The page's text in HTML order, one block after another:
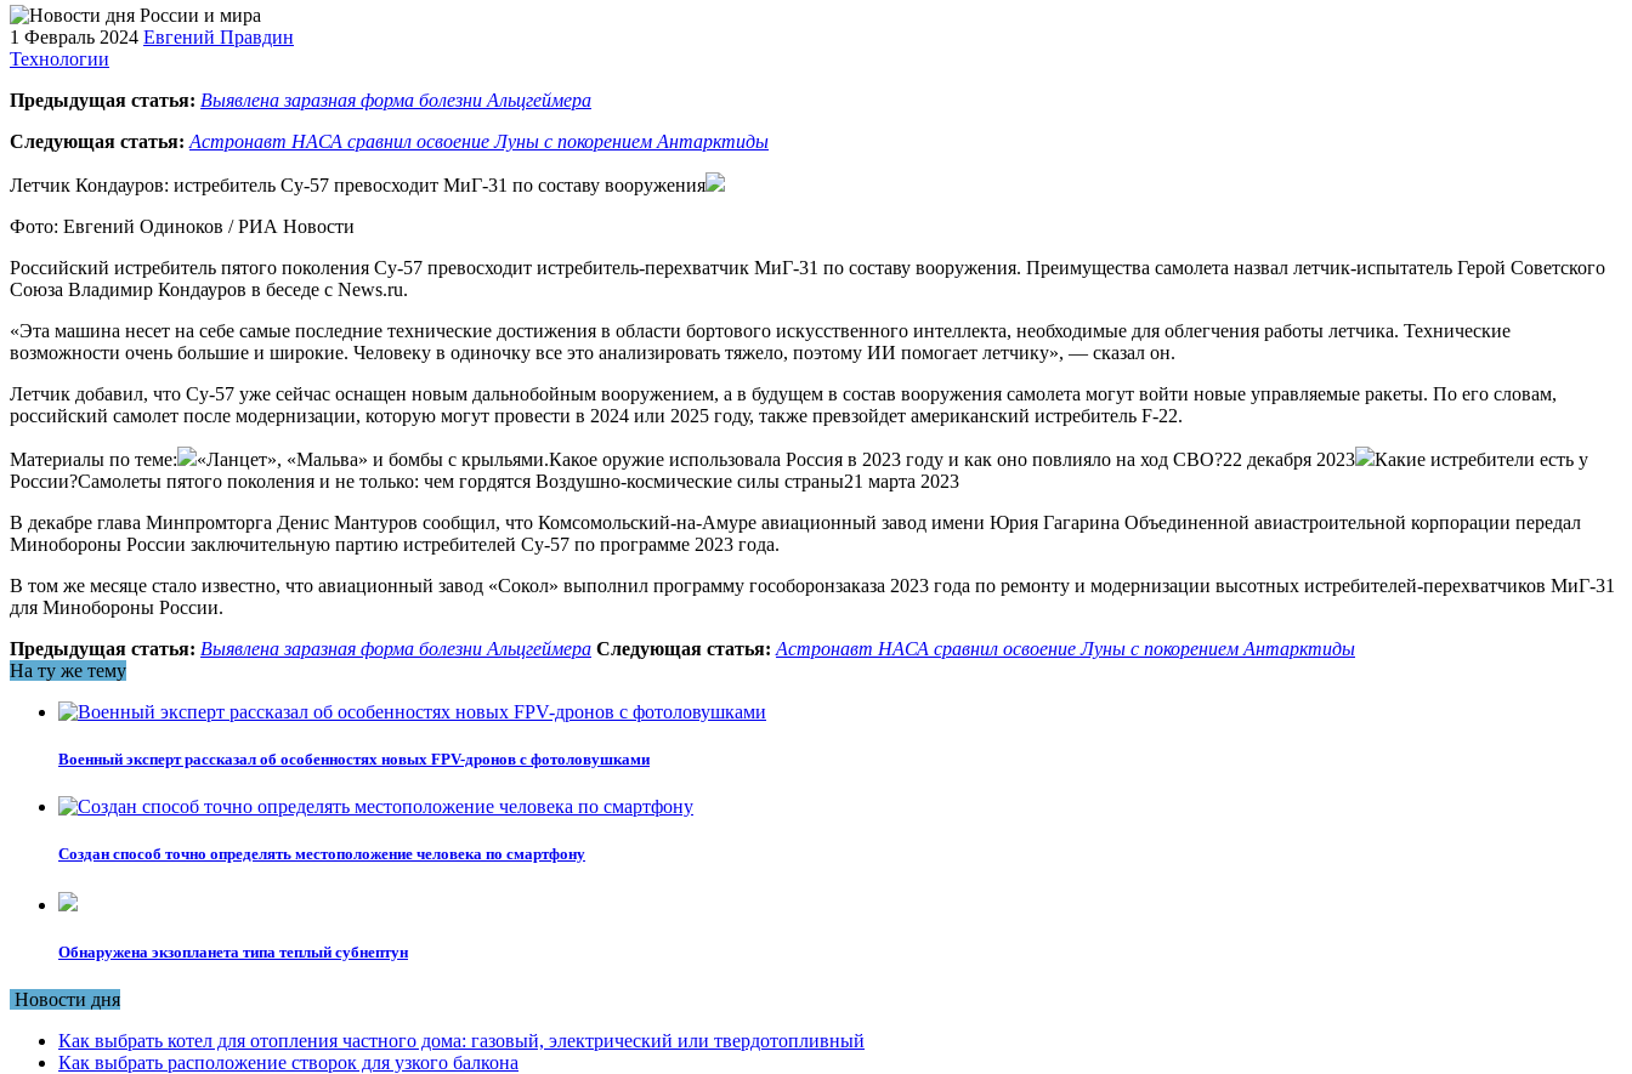
1 Февраль 2024 Евгений Правдин
Технологии
Предыдущая статья: Выявлена заразная форма болезни Альцгеймера
Следующая статья: Астронавт НАСА сравнил освоение Луны с покорением Антарктиды
Летчик Кондауров: истребитель Су-57 превосходит МиГ-31 по составу вооружения
Фото: Евгений Одиноков / РИА Новости
Российский истребитель пятого поколения Су-57 превосходит истребитель-перехватчик МиГ-31 по составу вооружения. Преимущества самолета назвал летчик-испытатель Герой Советского
Союза Владимир Кондауров в беседе с News.ru.
«Эта машина несет на себе самые последние технические достижения в области бортового искусственного интеллекта, необходимые для облегчения работы летчика. Технические
возможности очень большие и широкие. Человеку в одиночку все это анализировать тяжело, поэтому ИИ помогает летчику», — сказал он.
Летчик добавил, что Су-57 уже сейчас оснащен новым дальнобойным вооружением, а в будущем в состав вооружения самолета могут войти новые управляемые ракеты. По его словам,
российский самолет после модернизации, которую могут провести в 2024 или 2025 году, также превзойдет американский истребитель F-22.
Материалы по теме: «Ланцет», «Мальва» и бомбы с крыльями.Какое оружие использовала Россия в 2023 году и как оно повлияло на ход СВО?22 декабря 2023
Какие истребители есть у
России?Самолеты пятого поколения и не только: чем гордятся Воздушно-космические силы страны21 марта 2023
В декабре глава Минпромторга Денис Мантуров сообщил, что Комсомольский-на-Амуре авиационный завод имени Юрия Гагарина Объединенной авиастроительной корпорации передал
Минобороны России заключительную партию истребителей Су-57 по программе 2023 года.
В том же месяце стало известно, что авиационный завод «Сокол» выполнил программу гособоронзаказа 2023 года по ремонту и модернизации высотных истребителей-перехватчиков МиГ-31
для Минобороны России.
Предыдущая статья: Выявлена заразная форма болезни Альцгеймера Следующая статья: Астронавт НАСА сравнил освоение Луны с покорением Антарктиды
На ту же тему
Военный эксперт рассказал об особенностях новых FPV-дронов с фотоловушками
Создан способ точно определять местоположение человека по смартфону
Обнаружена экзопланета типа теплый субнептун
Новости дня
Как выбрать котел для отопления частного дома: газовый, электрический или твердотопливный
Как выбрать расположение створок для узкого балкона